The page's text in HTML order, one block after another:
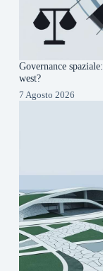
Governance
west?
7 Agosto 2026